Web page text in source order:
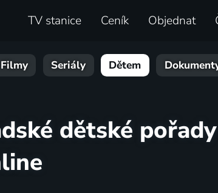
TV stanice Ceník Objednat
Filmy Seriály Dětem
dětské